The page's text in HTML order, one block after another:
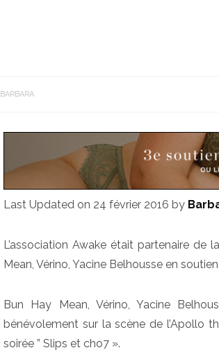
BARBARA
Last Updated on 24 février 2016 by
L’association Awake était partenaire
Mean, Vérino, Yacine Belhousse en
Bun Hay Mean, Vérino, Yacine
bénévolement sur la scène de l’Apollo
soirée ” Slips et cho7 ».